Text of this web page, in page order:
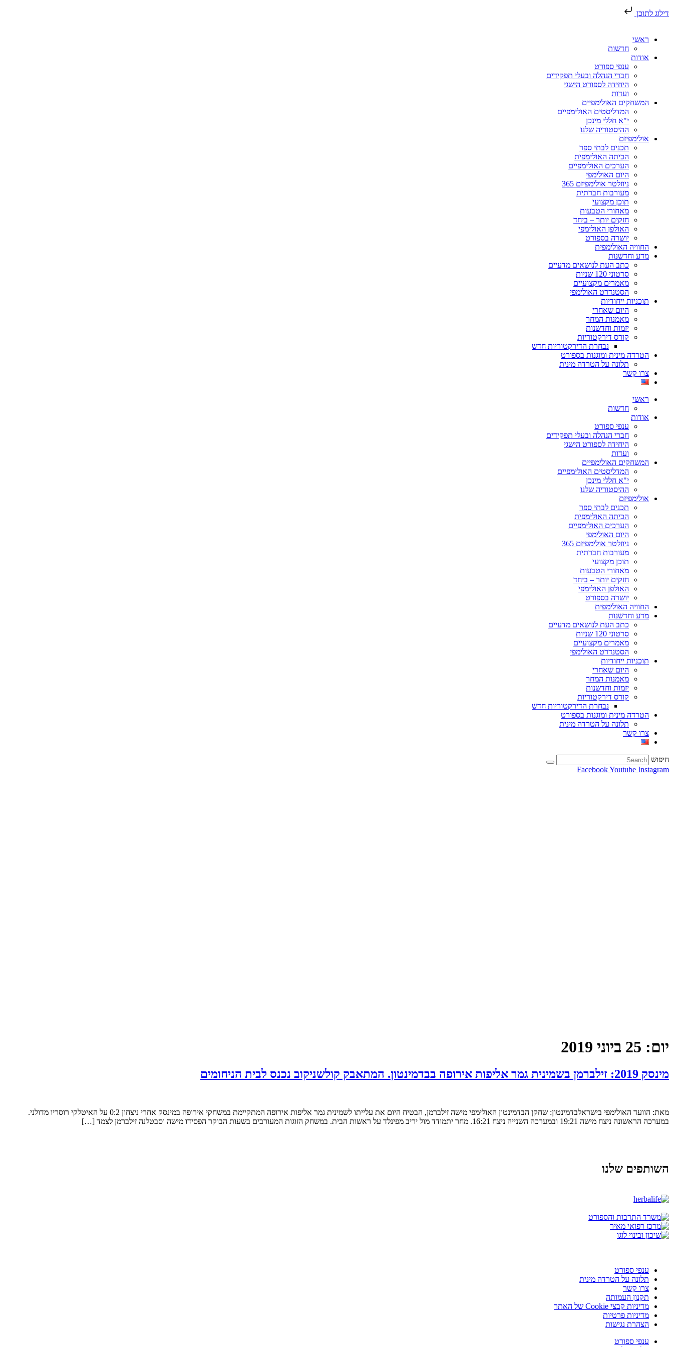
דילוג לתוכן
ראשי
חדשות
אודות
ענפי ספורט
חברי הנהלה ובעלי תפקידים
היחידה לספורט הישגי
ועדות
המשחקים האולימפיים
המדליסטים האולימפיים
י"א חללי מינכן
ההיסטוריה שלנו
אולימפיזם
תכנים לבתי ספר
הכיתה האולימפית
הערכים האולימפיים
היום האולימפי
ניוזלטר אולימפיזם 365
מעורבות חברתית
תוכן מקצועי
מאחורי הטבעות
חזקים יותר – ביחד
האולפן האולימפי
יושרה בספורט
החוויה האולימפית
מדע וחדשנות
כתב העת לנושאים מדעיים
סרטוני 120 שניות
מאמרים מקצועיים
הסטנדרט האולימפי
תוכניות ייחודיות
היום שאחרי
מאמנות המחר
יזמות וחדשנות
קורס דירקטוריות
נבחרת הדירקטוריות חדש
הטרדה מינית ומוגנות בספורט
תלונה על הטרדה מינית
צרו קשר
ראשי
חדשות
אודות
ענפי ספורט
חברי הנהלה ובעלי תפקידים
היחידה לספורט הישגי
ועדות
המשחקים האולימפיים
המדליסטים האולימפיים
י"א חללי מינכן
ההיסטוריה שלנו
אולימפיזם
תכנים לבתי ספר
הכיתה האולימפית
הערכים האולימפיים
היום האולימפי
ניוזלטר אולימפיזם 365
מעורבות חברתית
תוכן מקצועי
מאחורי הטבעות
חזקים יותר – ביחד
האולפן האולימפי
יושרה בספורט
החוויה האולימפית
מדע וחדשנות
כתב העת לנושאים מדעיים
סרטוני 120 שניות
מאמרים מקצועיים
הסטנדרט האולימפי
תוכניות ייחודיות
היום שאחרי
מאמנות המחר
יזמות וחדשנות
קורס דירקטוריות
נבחרת הדירקטוריות חדש
הטרדה מינית ומוגנות בספורט
תלונה על הטרדה מינית
צרו קשר
חיפוש
FacebookYoutube Instagram
יום: 25 ביוני 2019
מינסק 2019: זילברמן בשמינית גמר אליפות אירופה בבדמינטון. המתאבק קולשניקוב נכנס לבית הניחומים
מאת: הוועד האולימפי בישראלבדמינטון: שחקן הבדמינטון האולימפי מישה זילברמן, הבטיח היום את עלייתו לשמינית גמר אליפות אירופה המתקיימת במשחקי אירופה במינסק אחרי ניצחון 0:2 על האיטלקי רוסריו מדולני.
במערכה הראשונה ניצח מישה 19:21 ובמערכה השנייה ניצח 16:21. מחר יתמודד מול יריב מפינלד על ראשות הבית. במשחק הזוגות המעורבים בשעות הבוקר הפסידו מישה וסבטלנה זילברמן לצמד […]
השותפים שלנו
ענפי ספורט
תלונה על הטרדה מינית
צרו קשר
תקנון העמותה
מדיניות קבצי Cookie של האתר
מדיניות פרטיות
הצהרת נגישות
ענפי ספורט